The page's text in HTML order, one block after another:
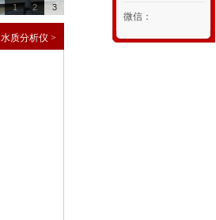
1 2 3
水质分析仪 >
微信：
13908188070